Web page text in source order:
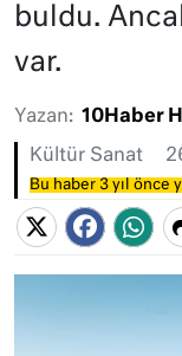
buldu.
var.
Yazan: 10Haber
Kültür Sanat
Bu haber 3 yıl önce